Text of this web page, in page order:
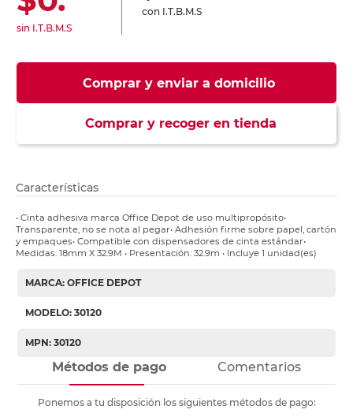
sin I.T.B.M.S
con I.T.B.M.S
Comprar y enviar a domicilio
Comprar y recoger en tienda
Características
• Cinta adhesiva marca Office Depot de uso multipropósito•
Transparente, no se nota al pegar• Adhesión firme sobre papel, cartón
y empaques• Compatible con dispensadores de cinta estándar•
Medidas: 18mm X 32.9M • Presentación: 32.9m • Incluye 1 unidad(es)
MARCA: OFFICE DEPOT
MODELO: 30120
MPN: 30120
Métodos de pago Comentarios
Ponemos a tu disposición los siguientes métodos de pago: